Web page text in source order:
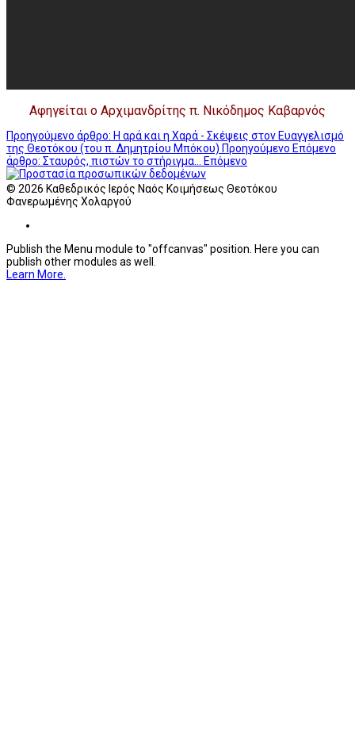
Αφηγείται ο Αρχιμανδρίτης π. Νικόδημος Καβαρνός
Προηγούμενο άρθρο: Η αρά και η Χαρά - Σκέψεις στον Ευαγγελισμό
της Θεοτόκου (του π. Δημητρίου Μπόκου) Προηγούμενο Επόμενο
άρθρο: Σταυρός, πιστών το στήριγμα...
Επόμενο
© 2026 Καθεδρικός Ιερός Ναός Κοιμήσεως Θεοτόκου
Φανερωμένης Χολαργού
Publish the Menu module to "offcanvas" position. Here you can
publish other modules as well.
Learn More.